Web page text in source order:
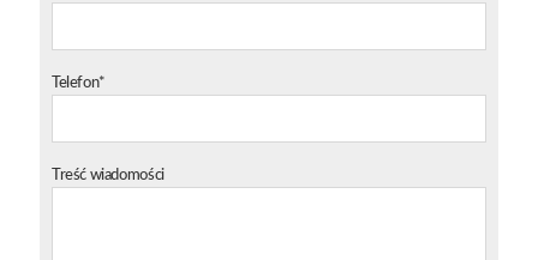
Telefon*
Treść wiadomości